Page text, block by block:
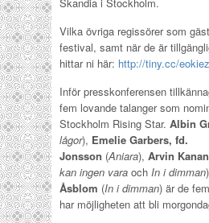
Vilka övriga regissörer som
festival, samt när de är
hittar ni här: http://tiny.cc/eokiez
Inför presskonferensen
fem lovande talanger som
Stockholm Rising Star. Albin
lågor), Emelie Garbers, fd.
Jonsson (Aniara), Arvin
kan ingen vara och In i dimman
Åsblom (In i dimman) är de
har möjligheten att bli